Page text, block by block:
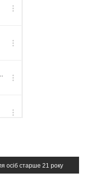
осіб старше 21 року